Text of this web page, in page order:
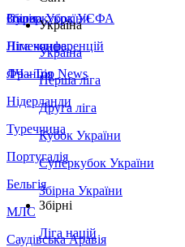
Збірна України
Італія
Німеччина
Франція
Нідерланди
Туреччина
Португалія
Бельгія
МЛС
Саудівська Аравія
Суперкубок УЄФА
Ліга конференцій
ЛЧ - Top News
Україна
Україна
Перша ліга
Друга ліга
Кубок України
Суперкубок України
Збірна України
Збірні
Ліга націй